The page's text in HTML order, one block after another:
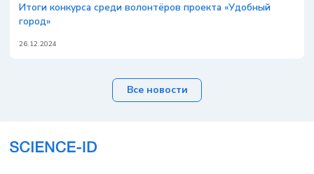
Итоги конкурса среди волонтёров проекта «Удобный
город»
26.12.2024
Все новости